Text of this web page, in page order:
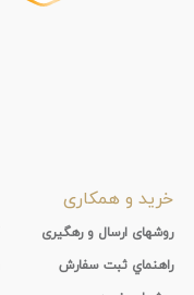
خرید و همکاری
روشهای ارسال و رهگیری
راهنماي ثبت سفارش